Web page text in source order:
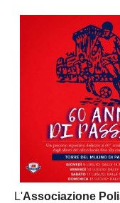
L'Associazione